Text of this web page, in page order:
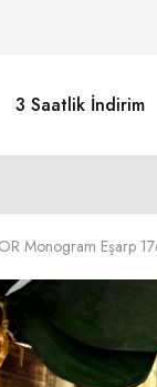
3 Saatlik İndirim
Monogram Eşarp